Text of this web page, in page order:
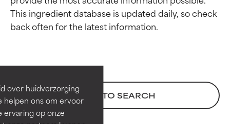
over huidverzorging
helpen ons om ervoor
ervaring op onze
This ingredient database is updated daily, so check
BACK TO SEARCH
Beoordelingen van
Bewezen en ondersteund door
onafhankelijk onderzoek.
Uitstekend actief ingrediënt
voor de meeste huidtypen of
Beoordelingen van
Bewezen en ondersteund door
onafhankelijk onderzoek.
Uitstekend actief ingrediënt
voor de meeste huidtypen of